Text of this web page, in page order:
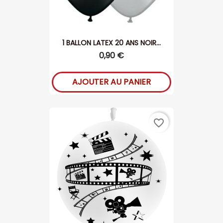
1 BALLON LATEX 20 ANS NOIR...
0,90 €
AJOUTER AU PANIER
favorite_border